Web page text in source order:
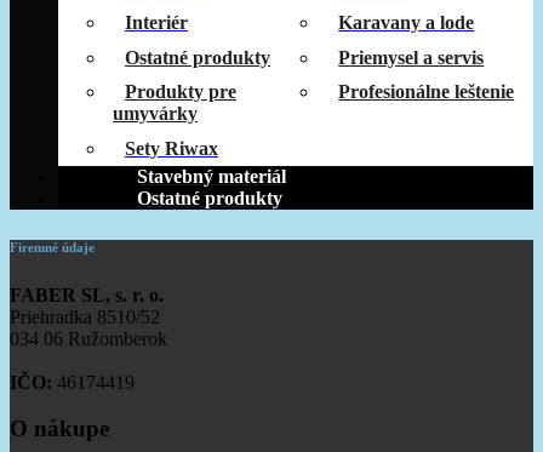
Interiér
Karavany a lode
Ostatné produkty
Priemysel a servis
Produkty pre
umyvárky
Profesionálne leštenie
Sety Riwax
Stavebný materiál
Ostatné produkty
Firemné údaje
FABER SL, s. r. o.
Priehradka 8510/52
034 06 Ružomberok
IČO: 46174419
O nákupe